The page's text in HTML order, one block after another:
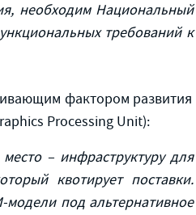
необходим Национальный
требований к
фактором
Processing Unit):
– инфраструктуру для
квотирует поставки.
модели под альтернативное